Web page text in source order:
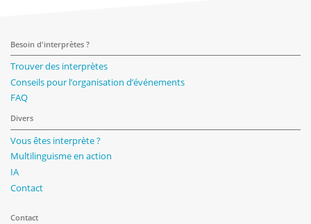
Besoin d'interprètes ?
Trouver des interprètes
Conseils pour l’organisation d’événements
FAQ
Divers
Vous êtes interprète ?
Multilinguisme en action
IA
Contact
Contact